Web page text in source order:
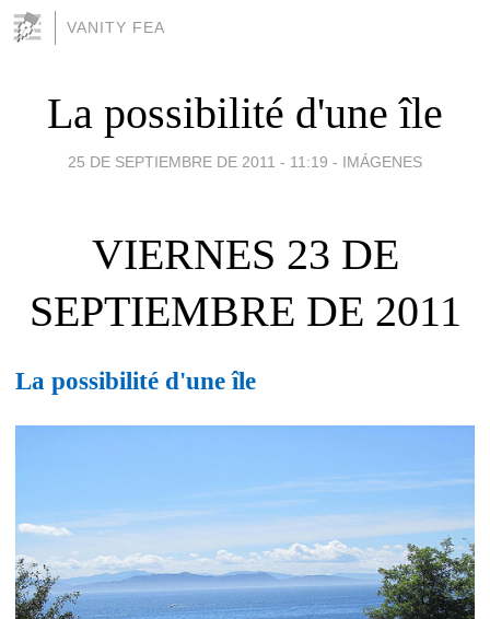
VANITY FEA
La possibilité d'une île
25 DE SEPTIEMBRE DE 2011 - 11:19 - IMÁGENES
VIERNES 23 DE
SEPTIEMBRE DE 2011
La possibilité d'une île